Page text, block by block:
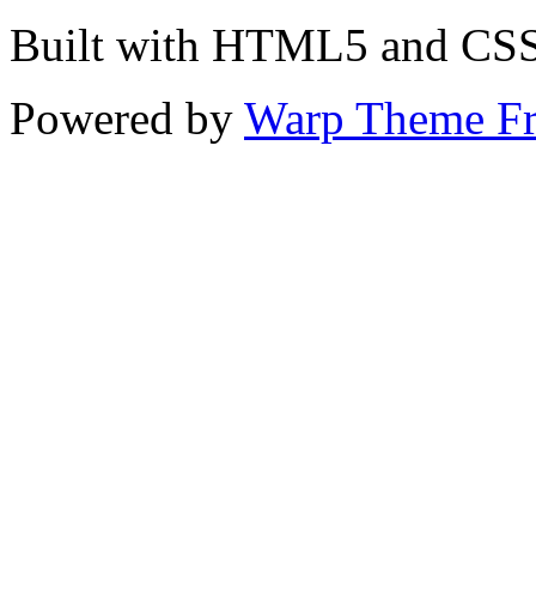
Built with HTML5 and
Powered by Warp Theme